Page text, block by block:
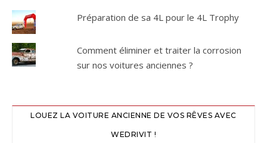
Préparation de sa 4L pour le 4L Trophy
Comment éliminer et traiter la corrosion
sur nos voitures anciennes ?
LOUEZ LA VOITURE ANCIENNE DE VOS RÊVES AVEC
WEDRIVIT !